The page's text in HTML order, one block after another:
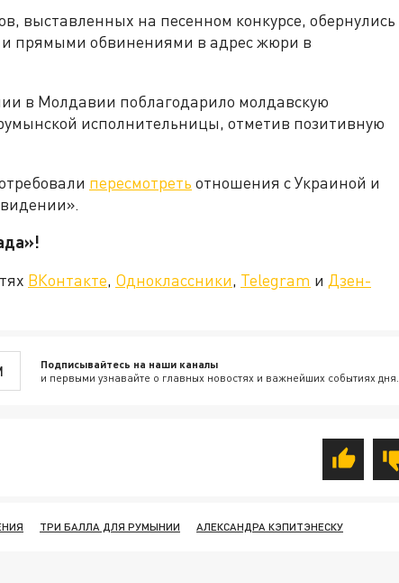
выставленных на песенном конкурсе, обернулись
и прямыми обвинениями в адрес жюри в
в Молдавии поблагодарило молдавскую
исполнительницы, отметив позитивную
пересмотреть отношения с Украиной и
ВКонтакте, Одноклассники, Telegram и Дзен-
Подписывайтесь на наши каналы
и первыми узнавайте о главных новостях и важнейших событиях дня.
ТРИ БАЛЛА ДЛЯ РУМЫНИИ АЛЕКСАНДРА КЭПИТЭНЕСКУ